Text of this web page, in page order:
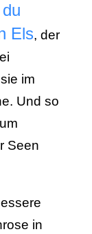
Els, der
im
Und so
Seen
in